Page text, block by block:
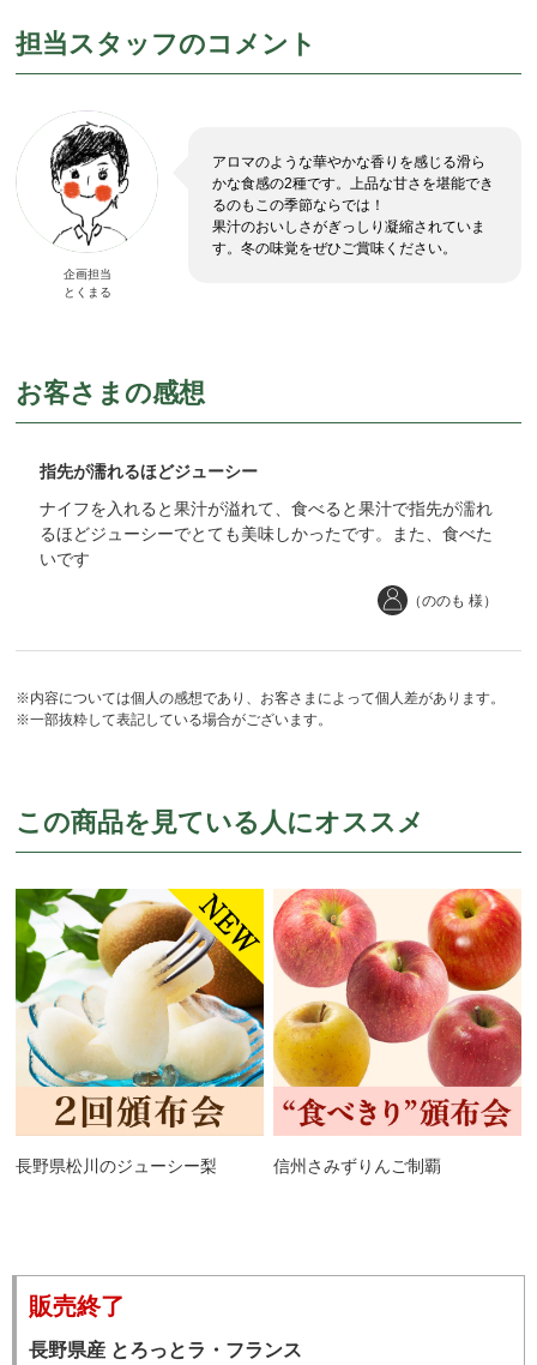
担当スタッフのコメント
企画担当
とくまる
アロマのような華やかな香りを感じる滑ら
かな食感の2種です。上品な甘さを堪能でき
るのもこの季節ならでは！
果汁のおいしさがぎっしり凝縮されていま
す。冬の味覚をぜひご賞味ください。
お客さまの感想
指先が濡れるほどジューシー
ナイフを入れると果汁が溢れて、食べると果汁で指先が濡れ
るほどジューシーでとても美味しかったです。また、食べた
いです
（ののも 様）
※内容については個人の感想であり、お客さまによって個人差があります。
※一部抜粋して表記している場合がございます。
この商品を見ている人にオススメ
長野県松川のジューシー梨 信州さみずりんご制覇
販売終了
長野県産 とろっとラ・フランス